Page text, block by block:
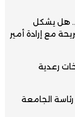
هل يشكل
مع إرادة أمير
رعدية
الجامعة